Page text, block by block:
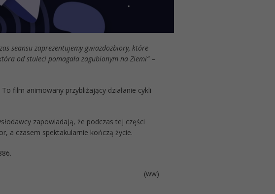
seansu zaprezentujemy gwiazdozbiory, które
od stuleci pomagała zagubionym na Ziemi”–
film animowany przybliżający działanie cykli
zapowiadają, że podczas tej części
a czasem spektakularnie kończą życie.
(ww)